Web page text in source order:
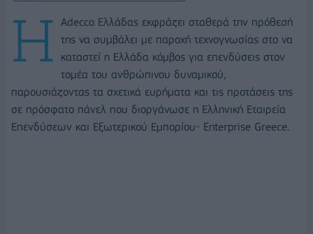
Η Adecco Ελλάδας εκφράζει σταθερά την πρόθεσή
της να συμβάλει με παροχή τεχνογνωσίας στο να
καταστεί η Ελλάδα κόμβος για επενδύσεις στον
τομέα του ανθρώπινου δυναμικού,
παρουσιάζοντας τα σχετικά ευρήματα και τις προτάσεις της
σε πρόσφατο πάνελ που διοργάνωσε η Ελληνική Εταιρεία
Επενδύσεων και Εξωτερικού Εμπορίου- Enterprise Greece.